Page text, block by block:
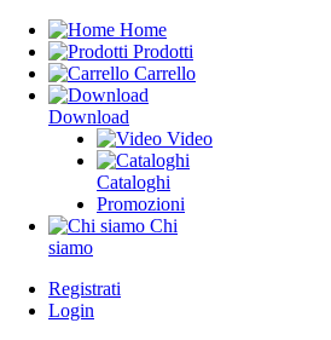
Home
Prodotti
Carrello
Download
Video
Cataloghi
Promozioni
Chi
siamo
Registrati
Login